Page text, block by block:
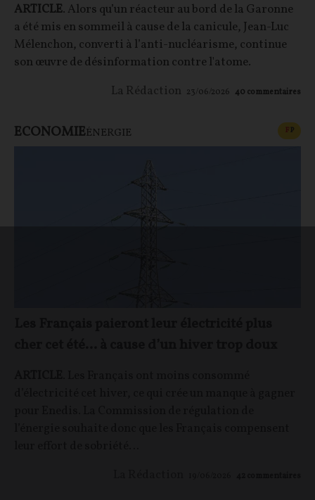
ARTICLE. Alors qu’un réacteur au bord de la Garonne
a été mis en sommeil à cause de la canicule, Jean-Luc
Mélenchon, converti à l’anti-nucléarisme, continue
son œuvre de désinformation contre l'atome.
La Rédaction 23/06/2026 40 commentaires
ECONOMIEÉNERGIE FP